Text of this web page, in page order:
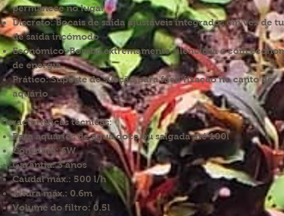
permanece no lugar
Discreto: Bocais de saída ajustáveis ​​integrados em vez de
de saída incómodo
Económico: Bomba extremamente silenciosa e com
de energia
Prático: Suporte de sucção para fácil fixação no canto do
aquário
Características técnicas:
Para aquários de água doce ou salgada até 100l
Consumo: 6W
Garantia: 3 anos
Caudal máx.: 500 l/h
Altura máx.: 0.6m
Volume do filtro: 0.5l